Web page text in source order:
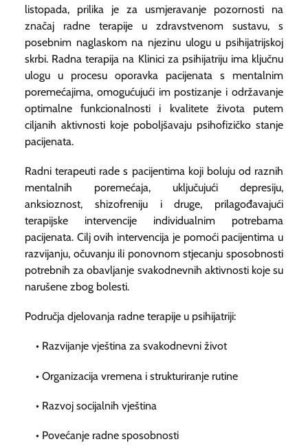
listopada, prilika je za usmjeravanje pozornosti na
značaj radne terapije u zdravstvenom sustavu, s
posebnim naglaskom na njezinu ulogu u psihijatrijskoj
skrbi. Radna terapija na Klinici za psihijatriju ima ključnu
ulogu u procesu oporavka pacijenata s mentalnim
poremećajima, omogućujući im postizanje i održavanje
optimalne funkcionalnosti i kvalitete života putem
ciljanih aktivnosti koje poboljšavaju psihofizičko stanje
pacijenata.
Radni terapeuti rade s pacijentima koji boluju od raznih
mentalnih poremećaja, uključujući depresiju,
anksioznost, shizofreniju i druge, prilagođavajući
terapijske intervencije individualnim potrebama
pacijenata. Cilj ovih intervencija je pomoći pacijentima u
razvijanju, očuvanju ili ponovnom stjecanju sposobnosti
potrebnih za obavljanje svakodnevnih aktivnosti koje su
narušene zbog bolesti.
Područja djelovanja radne terapije u psihijatriji:
• Razvijanje vještina za svakodnevni život
• Organizacija vremena i strukturiranje rutine
• Razvoj socijalnih vještina
• Povećanje radne sposobnosti